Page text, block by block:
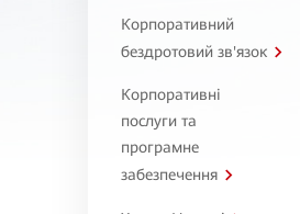
Корпоративний
бездротовий зв'язок
Корпоративні
послуги та
програмне
забезпечення